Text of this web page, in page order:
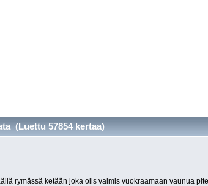
(Luettu 57854 kertaa)
rymässä ketään joka olis valmis vuokraamaan vaunua